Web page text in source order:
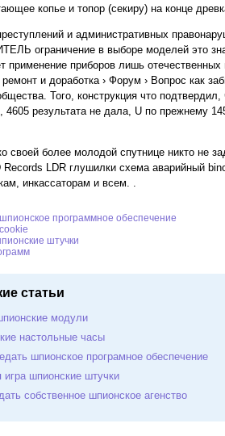
копье и топор (секиру) на конце
и административных
ограничение в выборе моделей это
применение приборов лишь
ремонт и доработка › Форум › Вопрос как
Того, конструкция что
4605 результата не дала, U по прежнему
своей более молодой спутнице никто не
Records LDR глушилки схема аварийный
инкассаторам и всем. .
программное обеспечение
штучки
статьи
модули
настольные часы
шпионское програмное обеспечение
игрa шпионские штучки
собственное шпионское агенство